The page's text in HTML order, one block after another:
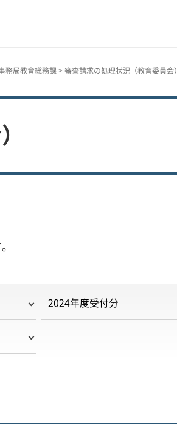
務局教育総務課> 審査請求の処理状況（教育委員会）
2024年度受付分